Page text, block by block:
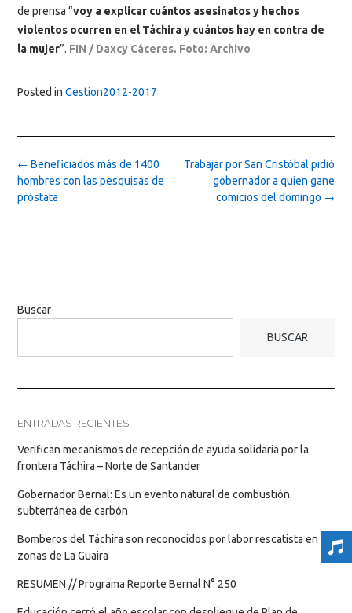
de prensa “voy a explicar cuántos asesinatos y hechos
violentos ocurren en el Táchira y cuántos hay en contra de
la mujer”. FIN / Daxcy Cáceres. Foto: Archivo
Posted in Gestion2012-2017
Post
navigation
Trabajar por San Cristóbal pidió
gobernador a quien gane
comicios del domingo →
← Beneficiados más de 1400
hombres con las pesquisas de
próstata
Buscar
BUSCAR
ENTRADAS RECIENTES
Verifican mecanismos de recepción de ayuda solidaria por la
frontera Táchira – Norte de Santander
Gobernador Bernal: Es un evento natural de combustión
subterránea de carbón
Bomberos del Táchira son reconocidos por labor rescatista en
zonas de La Guaira
RESUMEN // Programa Reporte Bernal N° 250